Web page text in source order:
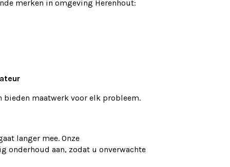
merken in omgeving Herenhout:
bieden maatwerk voor elk probleem.
langer mee. Onze
onderhoud aan, zodat u onverwachte